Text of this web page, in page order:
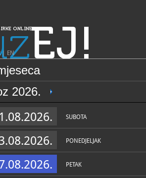
ONLINEEJ!
| EN
2026.
SUBOTA
PONEDJELJAK
PETAK
Splita